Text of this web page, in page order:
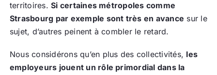
territoires.Si certaines métropoles comme
Strasbourg par exemple sont très en avance sur le
sujet, d’autres peinent à combler le retard.
Nous considérons qu’en plus des collectivités, les
employeurs jouent un rôle primordial dans la